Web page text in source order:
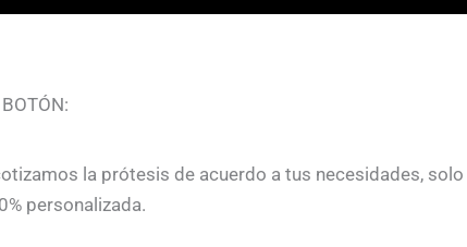
la prótesis de acuerdo a tus necesidades,
personalizada.